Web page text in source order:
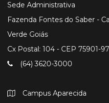
Sede Administrativa
Fazenda Fontes do Saber -
Verde Goiás
Cx Postal: 104 - CEP 75901-
(64) 3620-3000
Campus Aparecida